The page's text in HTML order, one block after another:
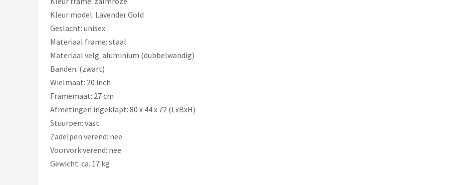
Kleur model: Lavender Gold
Geslacht: unisex
Materiaal frame: staal
Materiaal velg: aluminium (dubbelwandig)
Banden: (zwart)
Wielmaat: 20 inch
Framemaat: 27 cm
Afmetingen ingeklapt: 80 x 44 x 72 (LxBxH)
Stuurpen: vast
Zadelpen verend: nee
Voorvork verend: nee
Gewicht: ca. 17 kg